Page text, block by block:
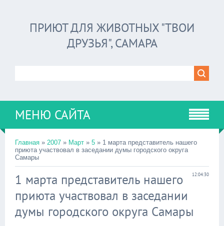
ПРИЮТ ДЛЯ ЖИВОТНЫХ "ТВОИ
ДРУЗЬЯ", САМАРА
МЕНЮ САЙТА
Главная » 2007 » Март » 5 » 1 марта представитель нашего
приюта участвовал в заседании думы городского округа
Самары
12:04:30
1 марта представитель нашего
приюта участвовал в заседании
думы городского округа Самары